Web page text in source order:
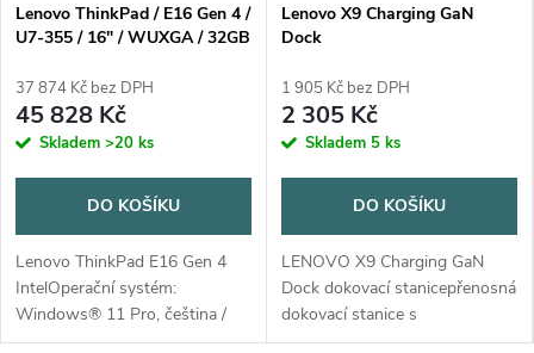
Lenovo ThinkPad / E16 Gen 4 /
U7-355 / 16" / WUXGA / 32GB
/ 3R On-Site
37 874 Kč bez DPH
45 828 Kč
Skladem >20 ks
DO KOŠÍKU
Lenovo ThinkPad E16 Gen 4
IntelOperační systém:
Windows® 11 Pro, čeština /
slovenština /
Lenovo X9 Charging GaN
Dock
1 905 Kč bez DPH
2 305 Kč
Skladem 5 ks
DO KOŠÍKU
LENOVO X9 Charging GaN
Dock dokovací stanicepřenosná
dokovací stanice s
integrovaným napájecím